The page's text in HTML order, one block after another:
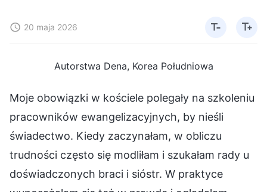
20 maja 2026
Autorstwa Dena, Korea Południowa
Moje obowiązki w kościele polegały na szkoleniu
pracowników ewangelizacyjnych, by nieśli
świadectwo. Kiedy zaczynałam, w obliczu
trudności często się modliłam i szukałam rady u
doświadczonych braci i sióstr. W praktyce